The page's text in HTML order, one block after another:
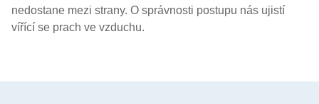
nedostane mezi strany. O správnosti postupu nás ujistí
vířící se prach ve vzduchu.